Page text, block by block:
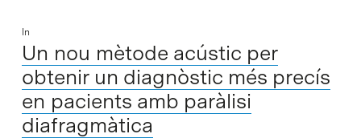
In
Un nou mètode acústic per
obtenir un diagnòstic més precís
en pacients amb paràlisi
diafragmàtica